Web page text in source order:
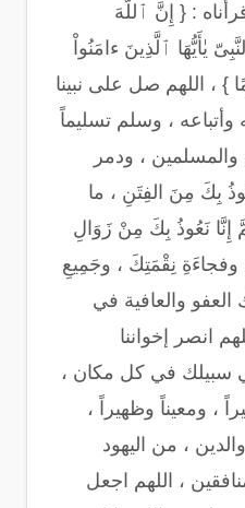
: { إِنَّ ٱللَّهَ
يٰأَيُّهَا ٱلَّذِينَ ءامَنُواْ
} ، اللهم صل على نبينا
، وسلم تسليماً
والمسلمين ، ودمر
بِكَ مِنَ الفِتَنِ ، ما
إِنَّا نَعُوذُ بِكَ مِنْ زَوَالِ
نِقْمَتِكَ ، وجَمِيعِ
والعافية في
انصر إخواننا
سبيلك في كل مكان ،
، ومعيناً وظهيراً ،
، من اليهود
، اللهم اجعل